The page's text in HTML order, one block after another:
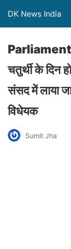
DK News India
चतुर्थी के दिन
संसद में लाया
विधेयक
Sumit Jha